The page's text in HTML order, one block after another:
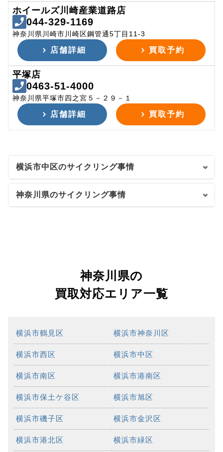
ホイールズ川崎産業道路店
044-329-1169
神奈川県川崎市川崎区鋼管通5丁目11-3
店舗詳細 買取予約
平塚店
0463-51-4000
神奈川県平塚市四之宮５－２９－１
店舗詳細 買取予約
横浜市中区のサイクリング事情
神奈川県のサイクリング事情
神奈川県の
買取対応エリア一覧
横浜市鶴見区 横浜市神奈川区
横浜市西区 横浜市中区
横浜市南区 横浜市港南区
横浜市保土ケ谷区 横浜市旭区
横浜市磯子区 横浜市金沢区
横浜市港北区 横浜市緑区